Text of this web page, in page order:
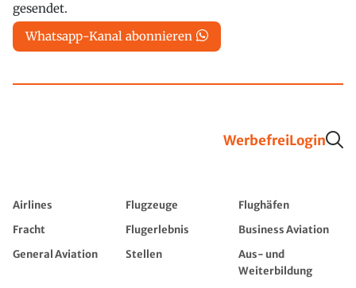
gesendet.
Whatsapp-Kanal abonnieren
WerbefreiLogin
Airlines Flugzeuge
Flughäfen
Fracht
Flugerlebnis
Business Aviation
General Aviation
Stellen
Aus- und
Weiterbildung